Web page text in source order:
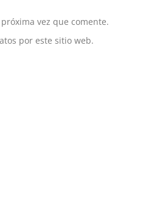
vez que comente.
por este sitio web.